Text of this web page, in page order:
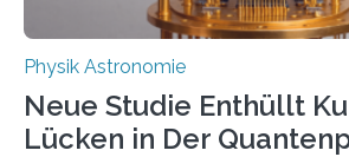
Physik Astronomie
Neue Studie Enthüllt
Lücken in Der